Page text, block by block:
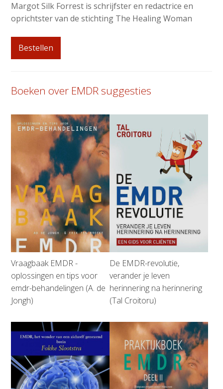
Margot Silk Forrest is schrijfster en redactrice en
oprichtster van de stichting The Healing Woman
Bestellen
Boeken over EMDR suggesties
Vraagbaak EMDR -
oplossingen en tips voor
emdr-behandelingen (A. de
Jongh)
De EMDR-revolutie,
verander je leven
herinnering na herinnering
(Tal Croitoru)